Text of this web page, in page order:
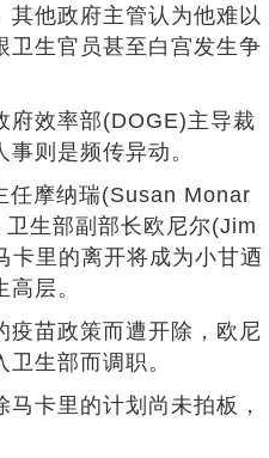
其他政府主管认为他难以
卫生官员甚至白宫发生争
府效率部(DOGE)主导裁
则是频传异动。
任摩纳瑞(Susan Monar
生部副部长欧尼尔(Jim
里的离开将成为小甘迺
层。
疫苗政策而遭开除，欧尼
生部而调职。
卡里的计划尚未拍板，